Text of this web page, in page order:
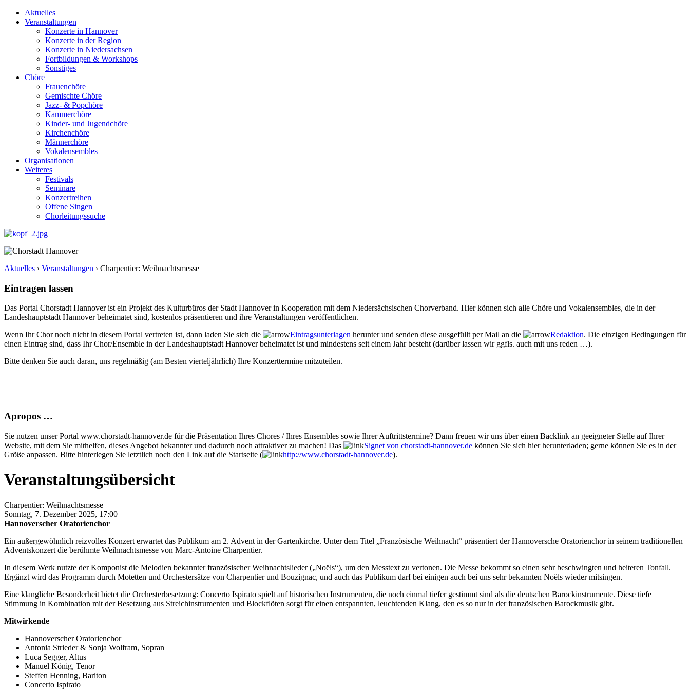
Aktuelles
Veranstaltungen
Konzerte in Hannover
Konzerte in der Region
Konzerte in Niedersachsen
Fortbildungen & Workshops
Sonstiges
Chöre
Frauenchöre
Gemischte Chöre
Jazz- & Popchöre
Kammerchöre
Kinder- und Jugendchöre
Kirchenchöre
Männerchöre
Vokalensembles
Organisationen
Weiteres
Festivals
Seminare
Konzertreihen
Offene Singen
Chorleitungssuche
Aktuelles › Veranstaltungen › Charpentier: Weihnachtsmesse
Eintragen lassen
Das Portal Chorstadt Hannover ist ein Projekt des Kulturbüros der Stadt Hannover in Kooperation mit dem Niedersächsischen Chorverband. Hier können sich alle Chöre und Vokalensembles, die in der
Landeshauptstadt Hannover beheimatet sind, kostenlos präsentieren und ihre Veranstaltungen veröffentlichen.
Wenn Ihr Chor noch nicht in diesem Portal vertreten ist, dann laden Sie sich die
Eintragsunterlagen herunter und senden diese ausgefüllt per Mail an die Redaktion. Die einzigen Bedingungen für
einen Eintrag sind, dass Ihr Chor/Ensemble in der Landeshauptstadt Hannover beheimatet ist und mindestens seit einem Jahr besteht (darüber lassen wir ggfls. auch mit uns reden …).
Bitte denken Sie auch daran, uns regelmäßig (am Besten vierteljährlich) Ihre Konzerttermine mitzuteilen.
Apropos …
Sie nutzen unser Portal www.chorstadt-hannover.de für die Präsentation Ihres Chores / Ihres Ensembles sowie Ihrer Auftrittstermine? Dann freuen wir uns über einen Backlink an geeigneter Stelle auf Ihrer
Website, mit dem Sie mithelfen, dieses Angebot bekannter und dadurch noch attraktiver zu machen! Das
Signet von chorstadt-hannover.de können Sie sich hier herunterladen; gerne können Sie es in der
Größe anpassen. Bitte hinterlegen Sie letztlich noch den Link auf die Startseite (
http://www.chorstadt-hannover.de).
Veranstaltungsübersicht
Charpentier: Weihnachtsmesse
Sonntag, 7. Dezember 2025, 17:00
Hannoverscher Oratorienchor
Ein außergewöhnlich reizvolles Konzert erwartet das Publikum am 2. Advent in der Gartenkirche. Unter dem Titel „Französische Weihnacht“ präsentiert der Hannoversche Oratorienchor in seinem traditionellen
Adventskonzert die berühmte Weihnachtsmesse von Marc-Antoine Charpentier.
In diesem Werk nutzte der Komponist die Melodien bekannter französischer Weihnachtslieder („Noëls“), um den Messtext zu vertonen. Die Messe bekommt so einen sehr beschwingten und heiteren Tonfall.
Ergänzt wird das Programm durch Motetten und Orchestersätze von Charpentier und Bouzignac, und auch das Publikum darf bei einigen auch bei uns sehr bekannten Noëls wieder mitsingen.
Eine klangliche Besonderheit bietet die Orchesterbesetzung: Concerto Ispirato spielt auf historischen Instrumenten, die noch einmal tiefer gestimmt sind als die deutschen Barockinstrumente. Diese tiefe
Stimmung in Kombination mit der Besetzung aus Streichinstrumenten und Blockflöten sorgt für einen entspannten, leuchtenden Klang, den es so nur in der französischen Barockmusik gibt.
Mitwirkende
Hannoverscher Oratorienchor
Antonia Strieder & Sonja Wolfram, Sopran
Luca Segger, Altus
Manuel König, Tenor
Steffen Henning, Bariton
Concerto Ispirato